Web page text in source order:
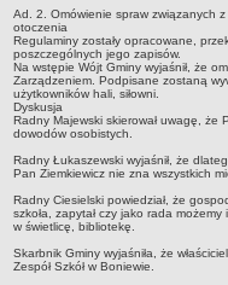
Rada gminy
Urząd gminy
Wójt
Jednostki organizacyjne
jednostki pomocnicze /
Gminne Instytucje Kultury
Nabór pracowników na
Deklaracja dostępności
RODO
Ad. 2. Omówienie spraw związanych
otoczenia
Regulaminy zostały opracowane,
poszczególnych jego zapisów.
Na wstępie Wójt Gminy wyjaśnił, że
Zarządzeniem. Podpisane zostaną
użytkowników hali, siłowni.
Dyskusja
Radny Majewski skierował uwagę,
dowodów osobistych.
Radny Łukaszewski wyjaśnił, że
Pan Ziemkiewicz nie zna wszystkich
Radny Ciesielski powiedział, że
szkoła, zapytał czy jako rada
w świetlicę, bibliotekę.
Skarbnik Gminy wyjaśniła, że
Zespół Szkół w Boniewie.